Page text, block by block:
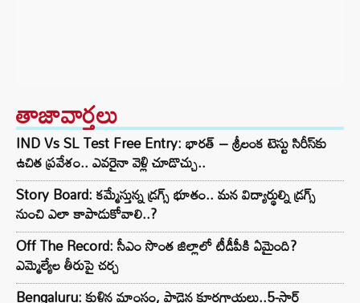
తాజావార్తలు
IND Vs SL Test Free Entry: భారత్ – శ్రీలంక టెస్టు సిరీస్‌కు
ఉచిత ప్రవేశం.. ఎవరైనా వెళ్లి చూడొచ్చు..
Story Board: కమ్మేస్తున్న డ్రగ్స్ భూతం.. మన విద్యార్థుల్ని డ్రగ్స్
నుంచి ఎలా కాపాడుకోవాలి..?
Off The Record: సీఎం సొంత జిల్లాలో టీడీపీకి ఏమైంది?
ఎమ్మెల్యేల తీరుపై చర్చ
Bengaluru: కుళ్లిన మాంసం, పాడైన కూరగాయలు..5-స్టార్